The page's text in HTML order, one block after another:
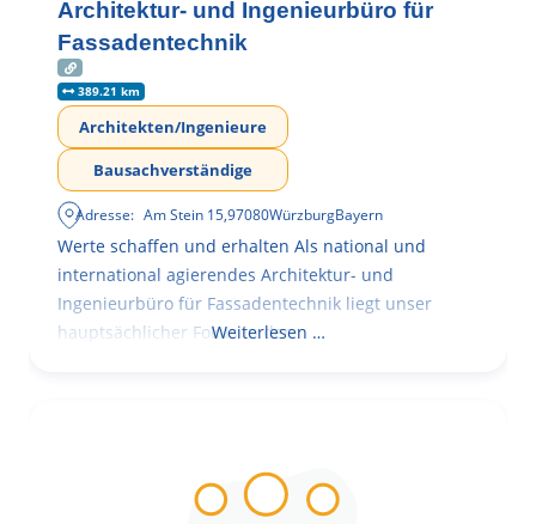
Architektur- und Ingenieurbüro für
Fassadentechnik
389.21 km
Architekten/Ingenieure
Bausachverständige
Adresse: Am Stein 15,97080WürzburgBayern
Werte schaffen und erhalten Als national und
international agierendes Architektur- und
Ingenieurbüro für Fassadentechnik liegt unser
hauptsächlicher Fokus in der
Weiterlesen …